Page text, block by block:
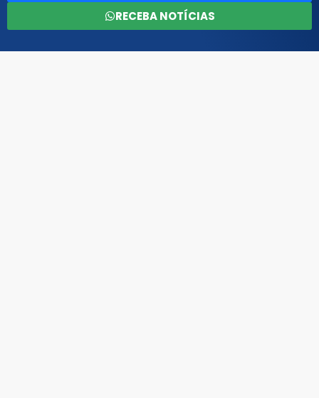
RECEBA NOTÍCIAS